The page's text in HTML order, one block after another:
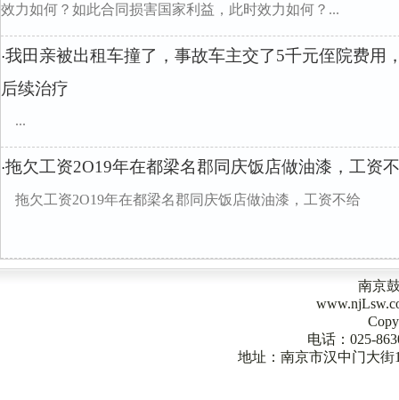
效力如何？如此合同损害国家利益，此时效力如何？...
·我田亲被出租车撞了，事故车主交了5千元侄院费用
后续治疗
...
·拖欠工资2O19年在都梁名郡同庆饭店做油漆，工资
拖欠工资2O19年在都梁名郡同庆饭店做油漆，工资不给
南京
电话：025-
地址：南京市汉中门大